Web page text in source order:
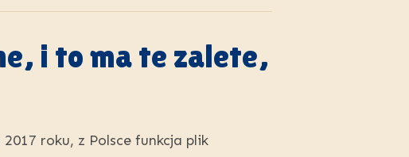
i to ma te zalete,
roku, z Polsce funkcja plik